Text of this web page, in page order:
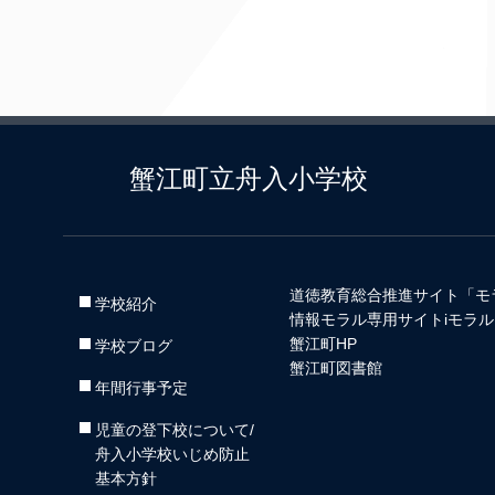
蟹江町立舟入小学校
学校紹介
学校ブログ
年間行事予定
児童の登下校について/
舟入小学校いじめ防止
基本方針
道徳教育総合推進サイト「モ
情報モラル専用サイトiモラル
蟹江町HP
蟹江町図書館